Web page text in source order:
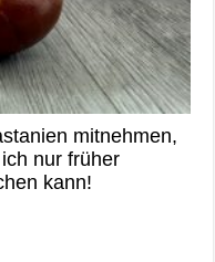
mitnehmen,
nur früher
kann!